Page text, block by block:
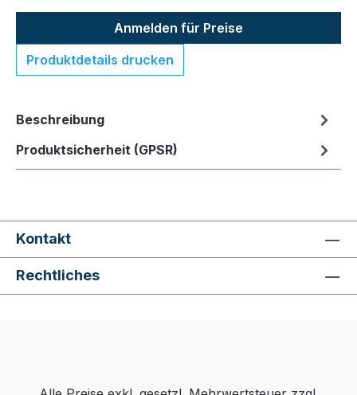
Anmelden für Preise
Produktdetails drucken
Beschreibung
Produktsicherheit (GPSR)
Kontakt
Rechtliches